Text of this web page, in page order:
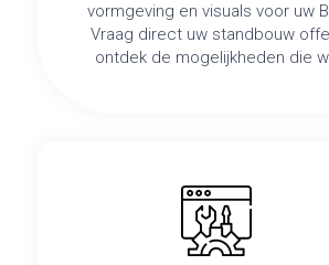
vormgeving en visuals voor uw
Vraag direct uw standbouw
ontdek de mogelijkheden die